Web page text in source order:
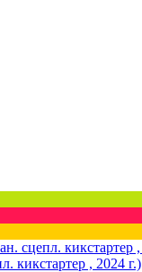
кикстартер , 2024 г.)